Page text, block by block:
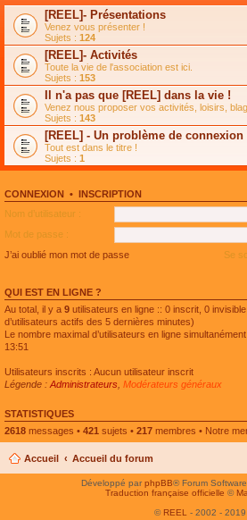
s
s
a
g
e
n
o
n
l
u
l
e
p
l
u
s
é
c
e
n
t
l
e
m
e
s
s
a
g
e
n
o
n
l
u
l
e
l
u
s
é
e
l
t
e
r
l
e
m
e
s
s
a
g
e
n
o
n
u
l
e
l
s
e
n
t
[REEL]- Présentations
Venez vous présenter !
Sujets : 124
[REEL]- Activités
Toute la vie de l'association est ici.
Sujets : 153
Il n'a pas que [REEL] dans la vie !
Venez nous proposer vos activités, loisirs,
Sujets : 143
[REEL] - Un problème de
Tout est dans le titre !
Sujets : 1
CONNEXION • INSCRIPTION
Nom d’utilisateur :
Mot de passe :
J’ai oublié mon mot de passe
Se
QUI EST EN LIGNE ?
Au total, il y a 9 utilisateurs en ligne :: 0 inscrit, 0
d’utilisateurs actifs des 5 dernières minutes)
Le nombre maximal d’utilisateurs en ligne
13:51
Utilisateurs inscrits : Aucun utilisateur inscrit
Légende : Administrateurs Modérateurs généraux
STATISTIQUES
2618 messages • 421 sujets • 217 membres • Notre
Accueil Accueil du forum
Développé parphpBB® Forum
Traduction française officielle ©
© REEL - 2002 - 2019